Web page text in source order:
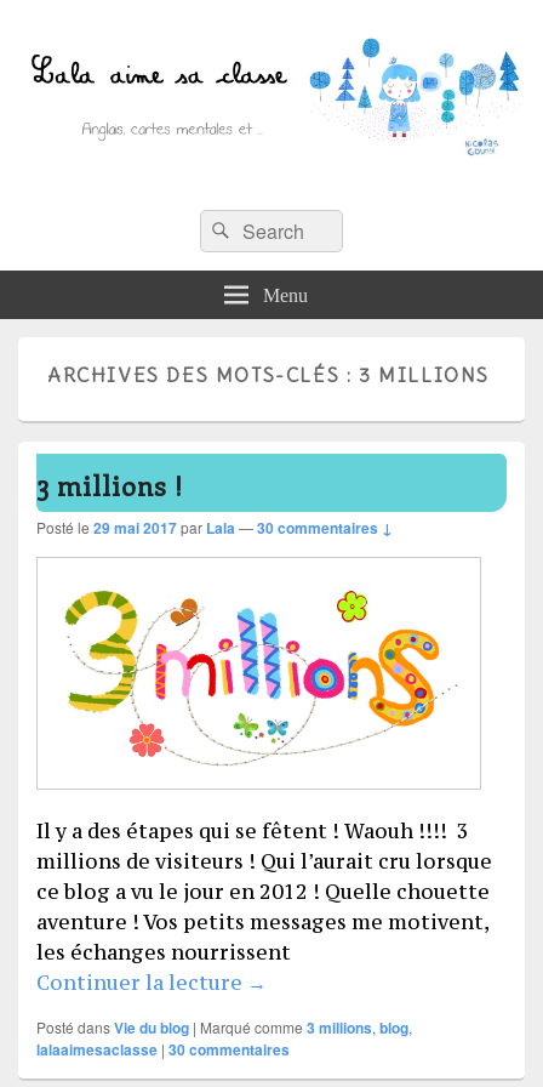
Lala aime sa classe
Anglais, cartes mentales et ….Recherche :
Rechercher
Menu
ARCHIVES DES MOTS-CLÉS : 3 MILLIONS
3 millions !
Posté le 29 mai 2017par Lala—30 commentaires ↓
Il y a des étapes qui se fêtent ! Waouh !!!! 3
millions de visiteurs ! Qui l’aurait cru lorsque
ce blog a vu le jour en 2012 ! Quelle chouette
aventure ! Vos petits messages me motivent,
les échanges nourrissent
Continuer la lecture 3 millions !
→
Posté dansVie du blog | Marqué comme 3 millions, blog,
lalaaimesaclasse | 30commentaires